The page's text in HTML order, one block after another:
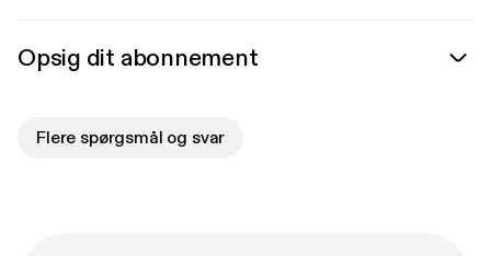
Opsig dit abonnement
Flere spørgsmål og svar